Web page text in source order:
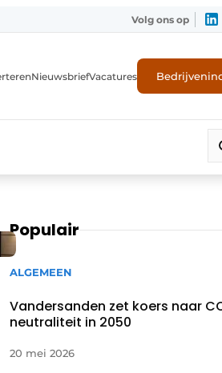
Volg ons op
NieuwsbriefVacatures
Populair
ALGEMEEN
Vandersanden zet koers naar
neutraliteit in 2050
20 mei 2026